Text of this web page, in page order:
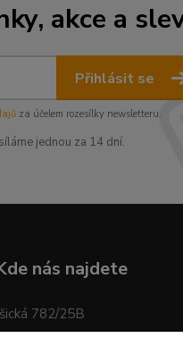
akce a
Přihlásit se
za účelem rozesílky newsletteru.
jednou za 14 dní.
nás najdete
782/25B